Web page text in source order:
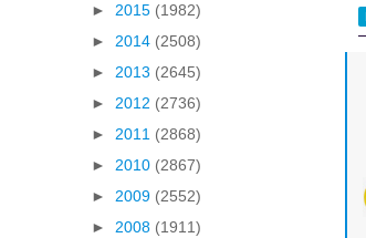
► 2015 (1982)
► 2014 (2508)
► 2013 (2645)
► 2012 (2736)
► 2011 (2868)
► 2010 (2867)
► 2009 (2552)
► 2008 (1911)